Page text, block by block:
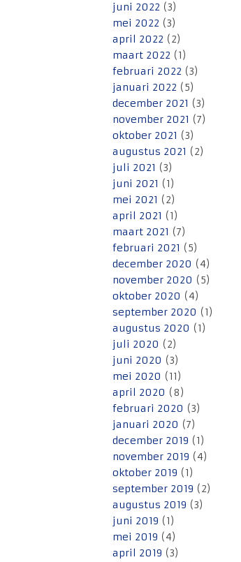
juni 2022 (3)
mei 2022 (3)
april 2022 (2)
maart 2022 (1)
februari 2022 (3)
januari 2022 (5)
december 2021 (3)
november 2021 (7)
oktober 2021 (3)
augustus 2021 (2)
juli 2021 (3)
juni 2021 (1)
mei 2021 (2)
april 2021 (1)
maart 2021 (7)
februari 2021 (5)
december 2020 (4)
november 2020 (5)
oktober 2020 (4)
september 2020 (1)
augustus 2020 (1)
juli 2020 (2)
juni 2020 (3)
mei 2020 (11)
april 2020 (8)
februari 2020 (3)
januari 2020 (7)
december 2019 (1)
november 2019 (4)
oktober 2019 (1)
september 2019 (2)
augustus 2019 (3)
juni 2019 (1)
mei 2019 (4)
april 2019 (3)